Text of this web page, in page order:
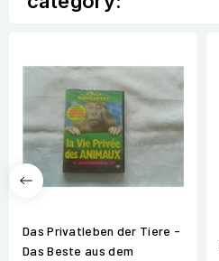
Das Privatleben der Tiere -
Das Beste aus dem